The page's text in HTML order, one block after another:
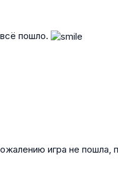
пошло.
игра не пошла,